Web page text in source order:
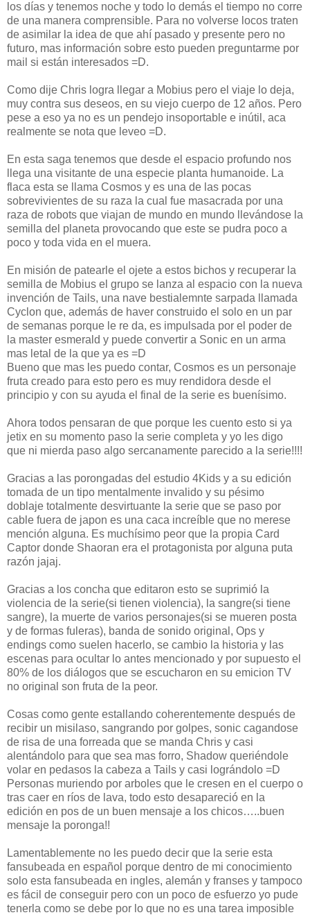
los días y tenemos noche y todo lo demás el tiempo no corre
de una manera comprensible. Para no volverse locos traten
de asimilar la idea de que ahí pasado y presente pero no
futuro, mas información sobre esto pueden preguntarme por
mail si están interesados =D.
Como dije Chris logra llegar a Mobius pero el viaje lo deja,
muy contra sus deseos, en su viejo cuerpo de 12 años. Pero
pese a eso ya no es un pendejo insoportable e inútil, aca
realmente se nota que leveo =D.
En esta saga tenemos que desde el espacio profundo nos
llega una visitante de una especie planta humanoide. La
flaca esta se llama Cosmos y es una de las pocas
sobrevivientes de su raza la cual fue masacrada por una
raza de robots que viajan de mundo en mundo llevándose la
semilla del planeta provocando que este se pudra poco a
poco y toda vida en el muera.
En misión de patearle el ojete a estos bichos y recuperar la
semilla de Mobius el grupo se lanza al espacio con la nueva
invención de Tails, una nave bestialemnte sarpada llamada
Cyclon que, además de haver construido el solo en un par
de semanas porque le re da, es impulsada por el poder de
la master esmerald y puede convertir a Sonic en un arma
mas letal de la que ya es =D
Bueno que mas les puedo contar, Cosmos es un personaje
fruta creado para esto pero es muy rendidora desde el
principio y con su ayuda el final de la serie es buenísimo.
Ahora todos pensaran de que porque les cuento esto si ya
jetix en su momento paso la serie completa y yo les digo
que ni mierda paso algo sercanamente parecido a la serie!!!!
Gracias a las porongadas del estudio 4Kids y a su edición
tomada de un tipo mentalmente invalido y su pésimo
doblaje totalmente desvirtuante la serie que se paso por
cable fuera de japon es una caca increíble que no merese
mención alguna. Es muchísimo peor que la propia Card
Captor donde Shaoran era el protagonista por alguna puta
razón jajaj.
Gracias a los concha que editaron esto se suprimió la
violencia de la serie(si tienen violencia), la sangre(si tiene
sangre), la muerte de varios personajes(si se mueren posta
y de formas fuleras), banda de sonido original, Ops y
endings como suelen hacerlo, se cambio la historia y las
escenas para ocultar lo antes mencionado y por supuesto el
80% de los diálogos que se escucharon en su emicion TV
no original son fruta de la peor.
Cosas como gente estallando coherentemente después de
recibir un misilaso, sangrando por golpes, sonic cagandose
de risa de una forreada que se manda Chris y casi
alentándolo para que sea mas forro, Shadow queriéndole
volar en pedasos la cabeza a Tails y casi lográndolo =D
Personas muriendo por arboles que le cresen en el cuerpo o
tras caer en ríos de lava, todo esto desapareció en la
edición en pos de un buen mensaje a los chicos…..buen
mensaje la poronga!!
Lamentablemente no les puedo decir que la serie esta
fansubeada en español porque dentro de mi conocimiento
solo esta fansubeada en ingles, alemán y franses y tampoco
es fácil de conseguir pero con un poco de esfuerzo yo pude
tenerla como se debe por lo que no es una tarea imposible